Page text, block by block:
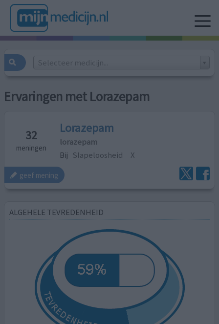
Selecteer medicijn...
Ervaringen met Lorazepam
32
meningen
Lorazepam
lorazepam
Bij Slapeloosheid X
geef mening
ALGEHELE TEVREDENHEID